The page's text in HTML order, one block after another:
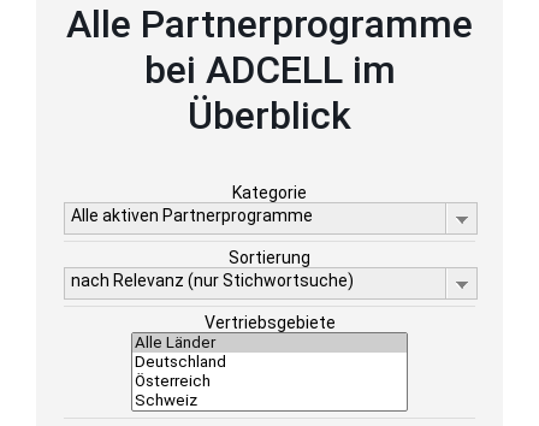
Alle Partnerprogramme
bei ADCELL im
Überblick
Kategorie
Alle aktiven Partnerprogramme
Sortierung
nach Relevanz (nur Stichwortsuche)
Vertriebsgebiete